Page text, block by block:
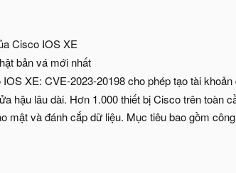
Cisco IOS XE
bản vá mới nhất
XE: CVE-2023-20198 cho phép tạo tài khoản
hậu lâu dài. Hơn 1.000 thiết bị Cisco trên toàn
mật và đánh cắp dữ liệu. Mục tiêu bao gồm